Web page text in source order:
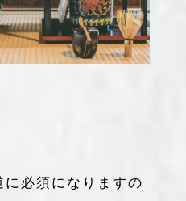
必須になりますの